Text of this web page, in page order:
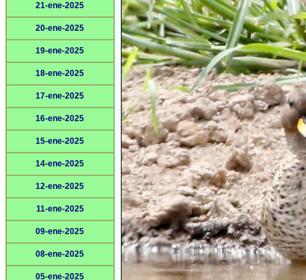
21-ene-2025
20-ene-2025
19-ene-2025
18-ene-2025
17-ene-2025
16-ene-2025
15-ene-2025
14-ene-2025
12-ene-2025
11-ene-2025
09-ene-2025
08-ene-2025
05-ene-2025